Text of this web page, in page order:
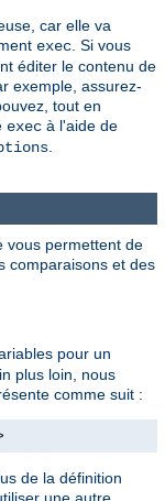
car elle va
exec. Si vous
éditer le contenu de
exemple, assurez-
tout en
exec à l'aide de
.
vous permettent de
comparaisons et des
pour un
plus loin, nous
comme suit :
de la définition